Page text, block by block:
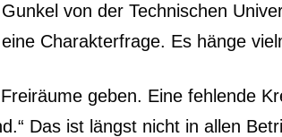
von der Technischen
Charakterfrage. Es hänge
geben. Eine fehlende
Das ist längst nicht in allen